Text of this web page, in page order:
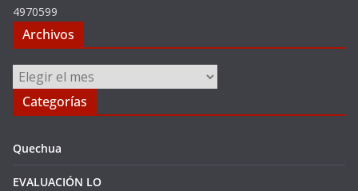
4970599
Archivos
Archivos
Categorías
Quechua
EVALUACIÓN LO